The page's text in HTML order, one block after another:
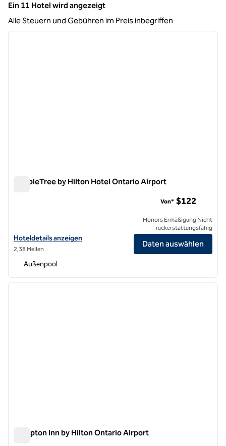
Ein 11 Hotel wird angezeigt
Ein 11 Hotel wird angezeigt
Alle Steuern und Gebühren im Preis inbegriffen
1 von 12
DoubleTree by Hilton Hotel Ontario Airport
Hoteldetails für DoubleTree by Hilton Hotel Ontario Airport anzeigen
Hoteldetails anzeigen
2,38 Meilen
Von* $122
Honors Ermäßigung Nicht
rückerstattungsfähig
Daten auswählen
Außenpool
1 von 12
Hampton Inn by Hilton Ontario Airport